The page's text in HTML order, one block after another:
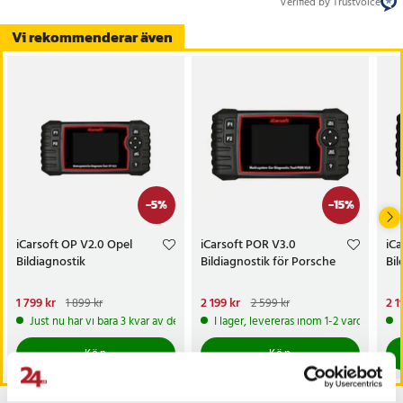
Vi rekommenderar även
-5%
iCarsoft OP V2.0 Opel
Bildiagnostik
Nuvarande pris:
1 799 krTidigare pris:1 899 kr
1 799 kr 1 899 kr
Just nu har vi bara 3 kvar av denna produkt
Köp
-15%
iCarsoft POR V3.0
Bildiagnostik för Porsche
Nuvarande pris:
2 199 krTidigare pris:2 599 kr
2 199 kr 2 599 kr
I lager, levereras inom 1-2 vardagar
Köp
2
2